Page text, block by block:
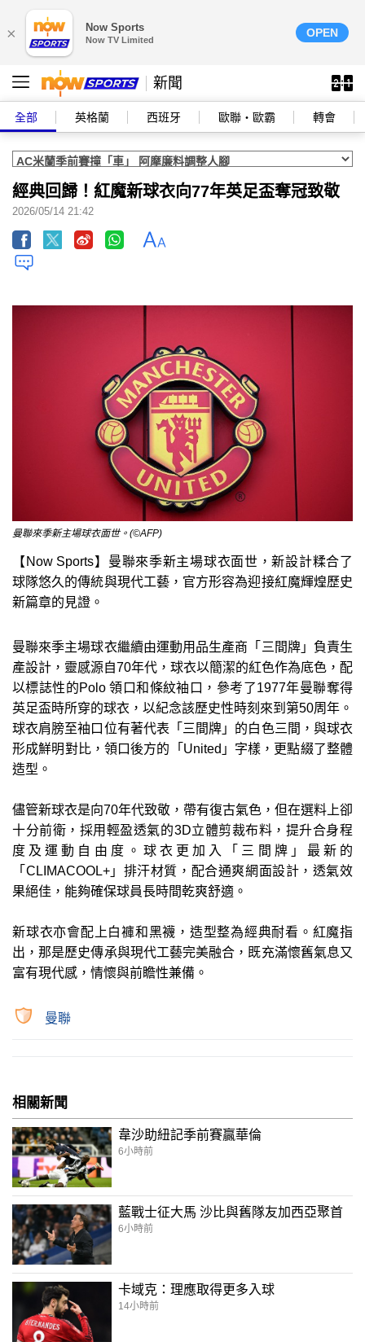
× Now Sports
Now TV Limited
OPEN
新聞
全部 英格蘭 西班牙 歐聯‧歐霸 轉會
經典回歸！紅魔新球衣向77年英足盃奪冠致敬
2026/05/14 21:42
曼聯來季新主場球衣面世。(©AFP)
【Now Sports】曼聯來季新主場球衣面世，新設計糅合了
球隊悠久的傳統與現代工藝，官方形容為迎接紅魔輝煌歷史
新篇章的見證。
曼聯來季主場球衣繼續由運動用品生產商「三間牌」負責生
產設計，靈感源自70年代，球衣以簡潔的紅色作為底色，配
以標誌性的Polo 領口和條紋袖口，參考了1977年曼聯奪得
英足盃時所穿的球衣，以紀念該歷史性時刻來到第50周年。
球衣肩膀至袖口位有著代表「三間牌」的白色三間，與球衣
形成鮮明對比，領口後方的「United」字樣，更點綴了整體
造型。
儘管新球衣是向70年代致敬，帶有復古氣色，但在選料上卻
十分前衛，採用輕盈透氣的3D立體剪裁布料，提升合身程
度及運動自由度。球衣更加入「三間牌」最新的
「CLIMACOOL+」排汗材質，配合通爽網面設計，透氣效
果絕佳，能夠確保球員長時間乾爽舒適。
新球衣亦會配上白褲和黑襪，造型整為經典耐看。紅魔指
出，那是歷史傳承與現代工藝完美融合，既充滿懷舊氣息又
富有現代感，情懷與前瞻性兼備。
曼聯
相關新聞
韋沙助紐記季前賽贏華倫
6小時前
藍戰士征大馬 沙比與舊隊友加西亞聚首
6小時前
卡域克：理應取得更多入球
14小時前